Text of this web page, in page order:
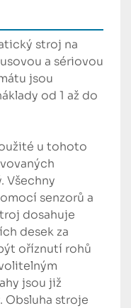
stroj na
a sériovou
jsou
od 1 až do
u tohoto
Všechny
senzorů a
dosahuje
desek za
oříznutí rohů
jsou již
Obsluha stroje